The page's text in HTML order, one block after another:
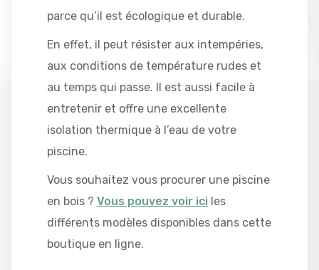
parce qu’il est écologique et durable.
En effet, il peut résister aux intempéries,
aux conditions de température rudes et
au temps qui passe. Il est aussi facile à
entretenir et offre une excellente
isolation thermique à l’eau de votre
piscine.
Vous souhaitez vous procurer une piscine
en bois ? Vous pouvez voir ici les
différents modèles disponibles dans cette
boutique en ligne.